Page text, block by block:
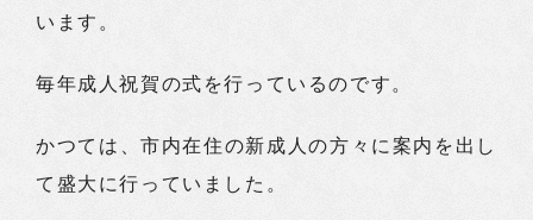
います。
毎年成人祝賀の式を行っているのです。
かつては、市内在住の新成人の方々に案内を出し
て盛大に行っていました。